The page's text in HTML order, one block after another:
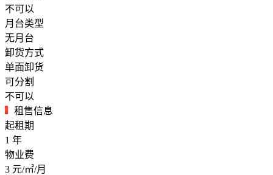
不可以
月台类型
无月台
卸货方式
单面卸货
可分割
不可以
租售信息
起租期
1 年
物业费
3 元/㎡/月